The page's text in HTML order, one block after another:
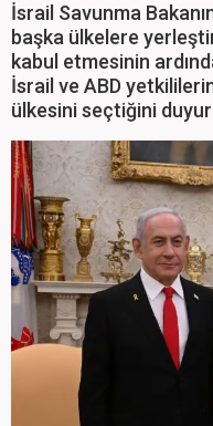
İsrail Savunma
başka ülkelere
kabul etmesinin
İsrail ve ABD
ülkesini seçtiğini